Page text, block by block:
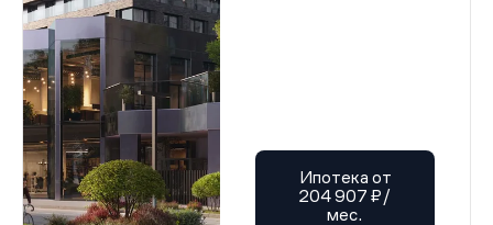
Ипотека от
204 907 ₽/
мес.